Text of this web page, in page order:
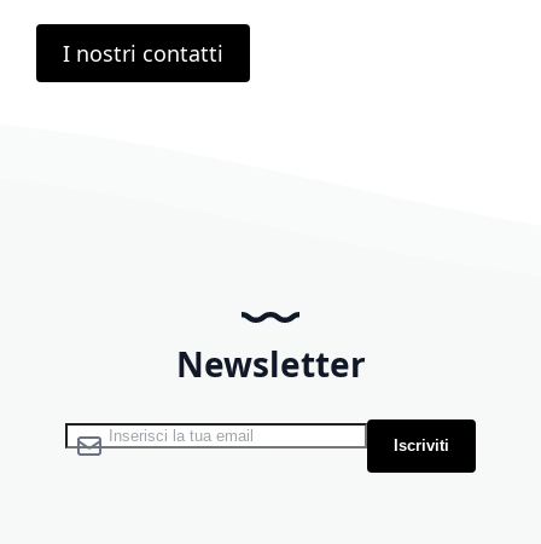
I nostri contatti
Newsletter
Iscriviti alla nostra Newsletter: Iscriviti